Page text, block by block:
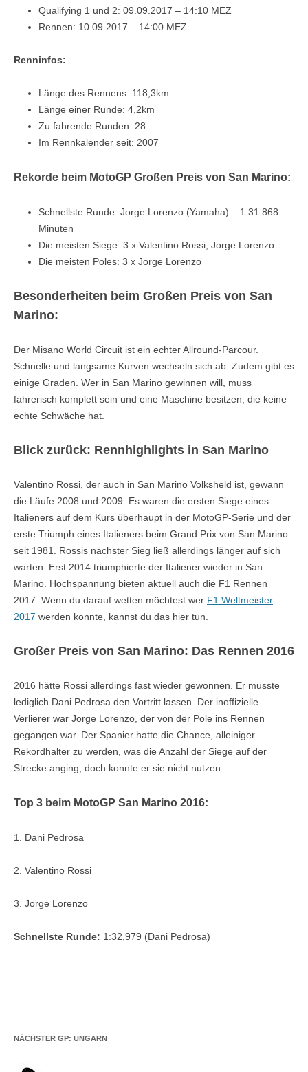
Qualifying 1 und 2: 09.09.2017 – 14:10 MEZ
Rennen: 10.09.2017 – 14:00 MEZ
Renninfos:
Länge des Rennens: 118,3km
Länge einer Runde: 4,2km
Zu fahrende Runden: 28
Im Rennkalender seit: 2007
Rekorde beim MotoGP Großen Preis von San Marino:
Schnellste Runde: Jorge Lorenzo (Yamaha) – 1:31.868
Minuten
Die meisten Siege: 3 x Valentino Rossi, Jorge Lorenzo
Die meisten Poles: 3 x Jorge Lorenzo
Besonderheiten beim Großen Preis von San
Marino:
Der Misano World Circuit ist ein echter Allround-Parcour.
Schnelle und langsame Kurven wechseln sich ab. Zudem gibt es
einige Graden. Wer in San Marino gewinnen will, muss
fahrerisch komplett sein und eine Maschine besitzen, die keine
echte Schwäche hat.
Blick zurück: Rennhighlights in San Marino
Valentino Rossi, der auch in San Marino Volksheld ist, gewann
die Läufe 2008 und 2009. Es waren die ersten Siege eines
Italieners auf dem Kurs überhaupt in der MotoGP-Serie und der
erste Triumph eines Italieners beim Grand Prix von San Marino
seit 1981. Rossis nächster Sieg ließ allerdings länger auf sich
warten. Erst 2014 triumphierte der Italiener wieder in San
Marino. Hochspannung bieten aktuell auch die F1 Rennen
2017. Wenn du darauf wetten möchtest wer F1 Weltmeister
2017 werden könnte, kannst du das hier tun.
Großer Preis von San Marino: Das Rennen 2016
2016 hätte Rossi allerdings fast wieder gewonnen. Er musste
lediglich Dani Pedrosa den Vortritt lassen. Der inoffizielle
Verlierer war Jorge Lorenzo, der von der Pole ins Rennen
gegangen war. Der Spanier hatte die Chance, alleiniger
Rekordhalter zu werden, was die Anzahl der Siege auf der
Strecke anging, doch konnte er sie nicht nutzen.
Top 3 beim MotoGP San Marino 2016:
1. Dani Pedrosa
2. Valentino Rossi
3. Jorge Lorenzo
Schnellste Runde: 1:32,979 (Dani Pedrosa)
NÄCHSTER GP: UNGARN